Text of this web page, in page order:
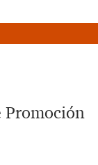
Promoción